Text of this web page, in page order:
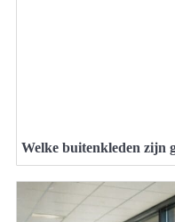
Welke buitenkleden zijn